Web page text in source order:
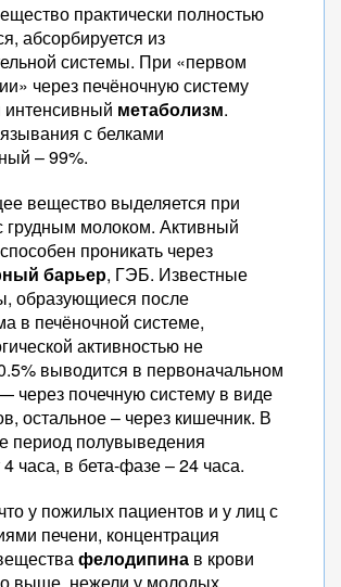
практически полностью
абсорбируется из
системы. При «первом
через печёночную систему
интенсивный метаболизм.
с белками
– 99%.
вещество выделяется при
грудным молоком. Активный
проникать через
барьер, ГЭБ. Известные
образующиеся после
в печёночной системе,
активностью не
выводится в первоначальном
через почечную систему в виде
остальное – через кишечник. В
период полувыведения
4 часа, в бета-фазе – 24 часа.
у пожилых пациентов и у лиц с
печени, концентрация
фелодипина в крови